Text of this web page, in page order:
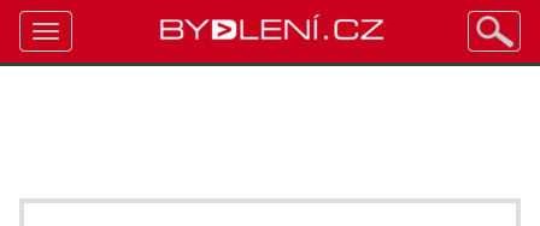
Toggle
navigation